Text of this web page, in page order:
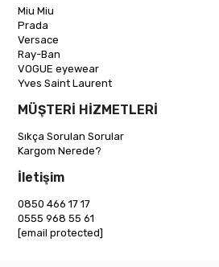
Miu Miu
Prada
Versace
Ray-Ban
VOGUE eyewear
Yves Saint Laurent
MÜŞTERİ HİZMETLERİ
Sıkça Sorulan Sorular
Kargom Nerede?
İletişim
0850 466 17 17
0555 968 55 61
[email protected]